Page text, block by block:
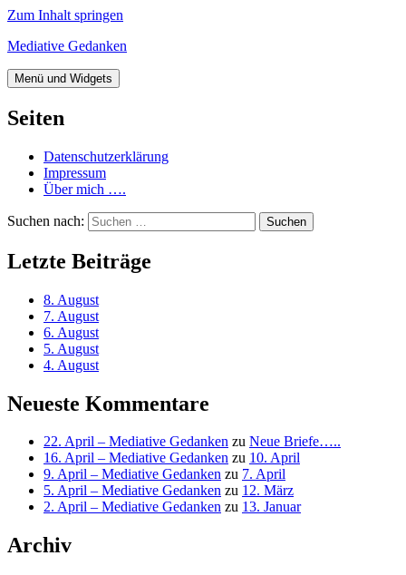
Zum Inhalt springen
Mediative Gedanken
Menü und Widgets
Seiten
Datenschutzerklärung
Impressum
Über mich ….
Suchen nach:
Letzte Beiträge
8. August
7. August
6. August
5. August
4. August
Neueste Kommentare
22. April – Mediative Gedanken zu Neue Briefe…..
16. April – Mediative Gedanken zu 10. April
9. April – Mediative Gedanken zu 7. April
5. April – Mediative Gedanken zu 12. März
2. April – Mediative Gedanken zu 13. Januar
Archiv